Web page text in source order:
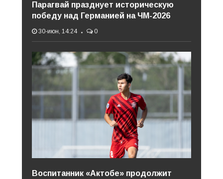
Парагвай празднует историческую
победу над Германией на ЧМ-2026
30-июн, 14:24 0
Воспитанник «Актобе» продолжит